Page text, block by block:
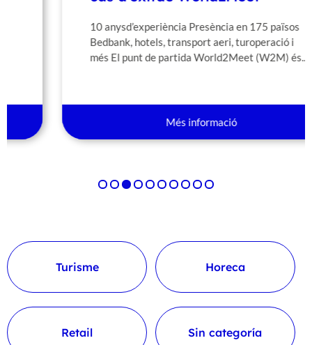
10 anysd’experiència Presència en 175 països
Bedbank, hotels, transport aeri, turoperació i
més El punt de partida World2Meet (W2M) és...
Més informació
Turisme Horeca
Retail Sin categoría